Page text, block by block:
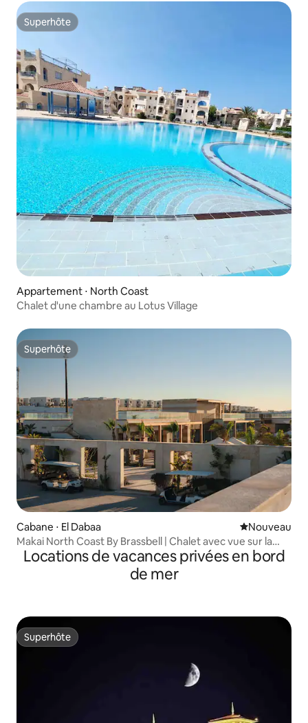
Superhôte
Superhôte
Appartement ⋅ North Coast
Chalet d'une chambre au Lotus Village
Superhôte
Superhôte
Cabane ⋅ El Dabaa Nouvel
Nouveau
Makai North Coast By Brassbell | Chalet avec vue sur la
mer
Locations de vacances privées en bord
de mer
Superhôte
Superhôte